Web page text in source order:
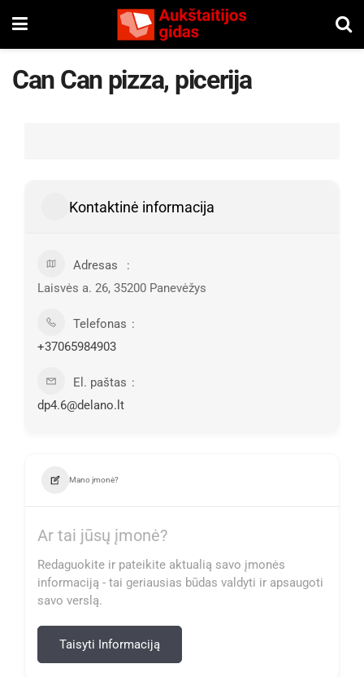
Can Can pizza, picerija
Kontaktinė informacija
Adresas
Laisvės a. 26, 35200 Panevėžys
Telefonas
+37065984903
El. paštas
dp4.6@delano.lt
Mano įmonė?
Ar tai jūsų įmonė?
Redaguokite ir pateikite aktualią savo įmonės
informaciją - tai geriausias būdas valdyti ir apsaugoti
savo verslą.
Taisyti Informaciją